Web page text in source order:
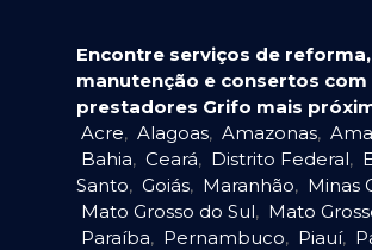
Encontre serviços de reforma,
manutenção e consertos com
prestadores Grifo mais
Acre, Alagoas, Amazonas,
Bahia, Ceará, Distrito Federal,
Santo, Goiás, Maranhão, Minas
Mato Grosso do Sul, Mato
Paraíba, Pernambuco, Piauí,